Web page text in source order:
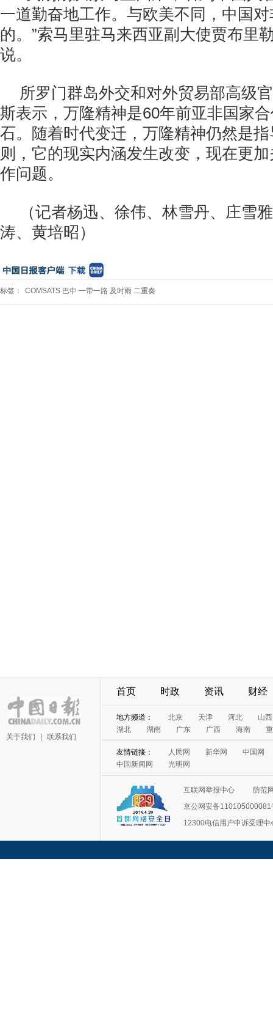
一道勤奋地工作。与欧美不同，中国
的。”索马里驻马来西亚副大使贾布里
说。
所罗门群岛外交和对外贸易部高级
斯表示，万隆精神是60年前亚非国家
石。随着时代变迁，万隆精神仍然是
则，它的现实内涵发生改变，现在更
作问题。
（记者杨迅、徐伟、林雪丹、庄雪
涛、黄培昭）
标签： COMSATS 巴中 一带一路 及时雨 二重奏
关于我们 联系我们
首页 时政 资讯 财经
地方频道： 北京 天津 河北
山西
湖北
湖南 广东 广西 海南
友情链接： 人民网 新华网
中国网
中国新闻网
光明网
互联网举报中心
防范
京公网安备110105000081
12300电信用户申诉受理中